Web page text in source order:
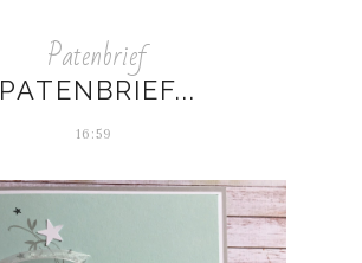
Patenbrief
PATENBRIEF...
16:59